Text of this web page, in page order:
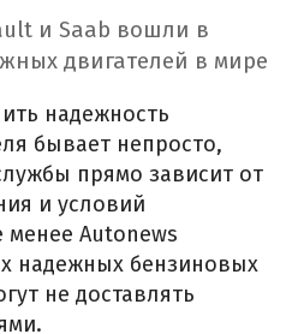
и Saab вошли в
двигателей в мире
надежность
бывает непросто,
прямо зависит от
и условий
менее Autonews
надежных бензиновых
не доставлять